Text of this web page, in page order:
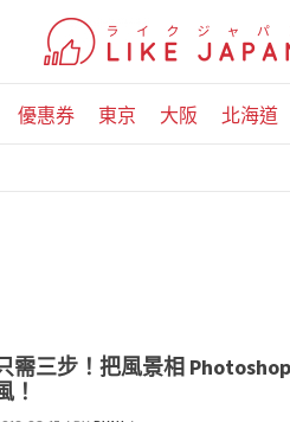
優惠券 東京 大阪 北海道
需三步！把風景相
！